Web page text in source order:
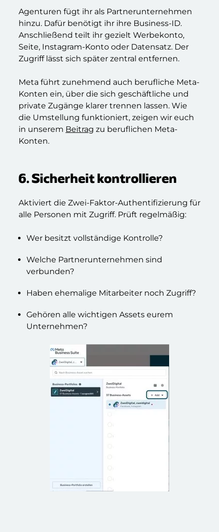
Agenturen fügt ihr als Partnerunternehmen
hinzu. Dafür benötigt ihr ihre Business-ID.
Anschließend teilt ihr gezielt Werbekonto,
Seite, Instagram-Konto oder Datensatz. Der
Zugriff lässt sich später zentral entfernen.
Meta führt zunehmend auch berufliche Meta-
Konten ein, über die sich geschäftliche und
private Zugänge klarer trennen lassen. Wie
die Umstellung funktioniert, zeigen wir euch
in unserem Beitrag zu beruflichen Meta-
Konten.
6. Sicherheit kontrollieren
Aktiviert die Zwei-Faktor-Authentifizierung für
alle Personen mit Zugriff. Prüft regelmäßig:
Wer besitzt vollständige Kontrolle?
Welche Partnerunternehmen sind
verbunden?
Haben ehemalige Mitarbeiter noch Zugriff?
Gehören alle wichtigen Assets eurem
Unternehmen?